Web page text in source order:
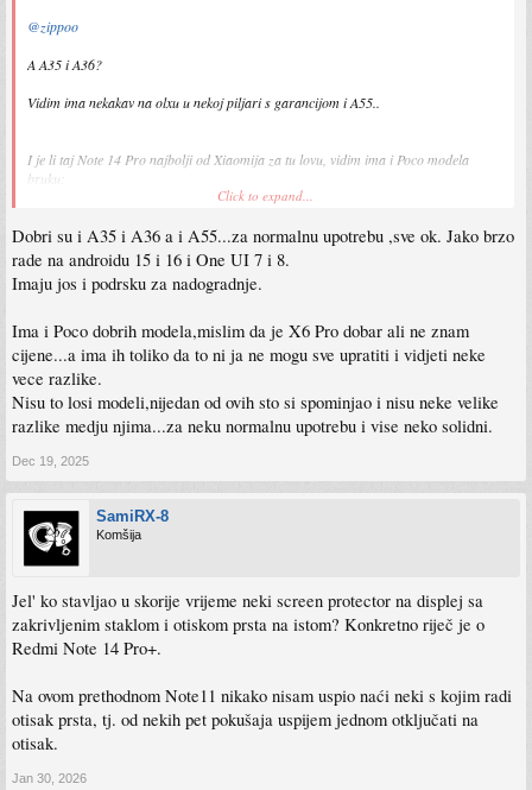
@zippoo
A A35 i A36?
Vidim ima nekakav na olxu u nekoj piljari s garancijom i A55..
I je li taj Note 14 Pro najbolji od Xiaomija za tu lovu, vidim ima i Poco modela
bruku:
Hvala ti puno.
Click to expand...
Dobri su i A35 i A36 a i A55...za normalnu upotrebu ,sve ok. Jako brzo
rade na androidu 15 i 16 i One UI 7 i 8.
Imaju jos i podrsku za nadogradnje.
Ima i Poco dobrih modela,mislim da je X6 Pro dobar ali ne znam
cijene...a ima ih toliko da to ni ja ne mogu sve upratiti i vidjeti neke
vece razlike.
Nisu to losi modeli,nijedan od ovih sto si spominjao i nisu neke velike
razlike medju njima...za neku normalnu upotrebu i vise neko solidni.
Dec 19, 2025
SamiRX-8
Komšija
Jel' ko stavljao u skorije vrijeme neki screen protector na displej sa
zakrivljenim staklom i otiskom prsta na istom? Konkretno riječ je o
Redmi Note 14 Pro+.
Na ovom prethodnom Note11 nikako nisam uspio naći neki s kojim radi
otisak prsta, tj. od nekih pet pokušaja uspijem jednom otključati na
otisak.
Jan 30, 2026